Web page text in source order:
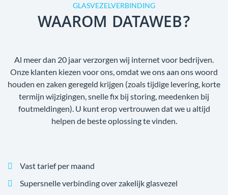
GLASVEZELVERBINDING
WAAROM DATAWEB?
Al meer dan 20 jaar verzorgen wij internet voor bedrijven.
Onze klanten kiezen voor ons, omdat we ons aan ons woord
houden en zaken geregeld krijgen (zoals tijdige levering, korte
termijn wijzigingen, snelle fix bij storing, meedenken bij
foutmeldingen). U kunt erop vertrouwen dat we u altijd
helpen de beste oplossing te vinden.
Vast tarief per maand
Supersnelle verbinding over zakelijk glasvezel